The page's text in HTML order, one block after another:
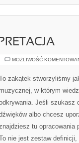
MOŻLIWOŚĆ
zakątek stworzyliśmy
muzycznej, w którym
Jeśli szukasz
albo chcesz
tu opracowania
nie jest zestaw